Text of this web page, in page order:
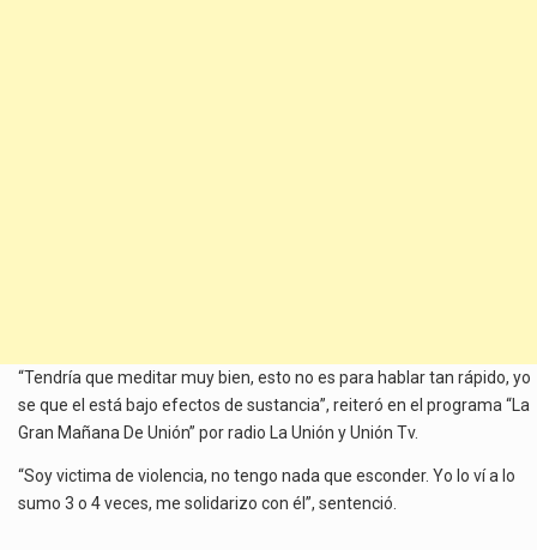
“Tendría que meditar muy bien, esto no es para hablar tan rápido, yo
se que el está bajo efectos de sustancia”, reiteró en el programa “La
Gran Mañana De Unión” por radio La Unión y Unión Tv.
“Soy victima de violencia, no tengo nada que esconder. Yo lo ví a lo
sumo 3 o 4 veces, me solidarizo con él”, sentenció.